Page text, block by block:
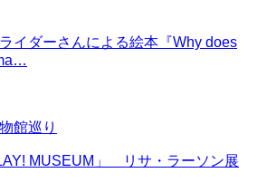
イダーさんによる絵本『Why does
館巡り
MUSEUM」 リサ・ラーソン展